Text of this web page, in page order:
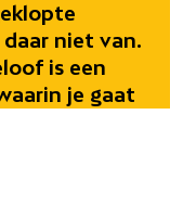
niet van.
is een
je gaat